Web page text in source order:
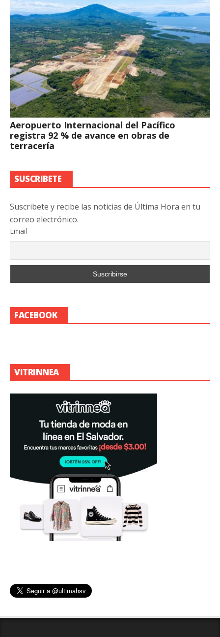
Aeropuerto Internacional del Pacífico
registra 92 % de avance en obras de
terracería
SUSCRIBETE
Suscribete y recibe las noticias de Última Hora en tu
correo electrónico.
Email
FACEBOOK
VITRINNEA